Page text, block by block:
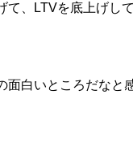
て、LTVを底上げし
面白いところだなと